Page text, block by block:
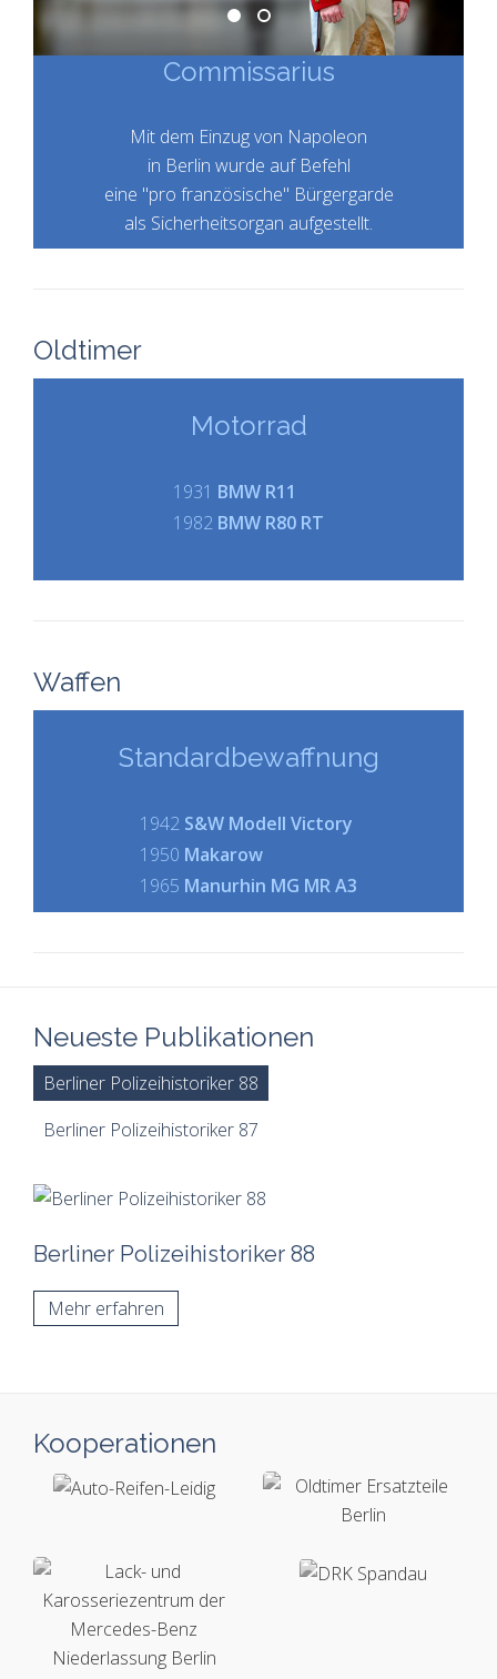
Commissarius
Weimarer Republik
Commissarius
Mit dem Einzug von Napoleon
in Berlin wurde auf Befehl
eine "pro französische" Bürgergarde
als Sicherheitsorgan aufgestellt.
Oldtimer
Motorrad
Personenwagen
Sonderwagen
Motorrad
1931 BMW R11
1982 BMW R80 RT
1951DB 170D OTP
1952EMW 340-2
1955DB L311
Waffen
Standardbewaffnung
Standardbewaffnung
1942 S&W Modell Victory
1950 Makarow
1965 Manurhin MG MR A3
Neueste Publikationen
Berliner Polizeihistoriker 88
Berliner Polizeihistoriker 87
Berliner Polizeihistoriker 88
Mehr erfahren
Kooperationen